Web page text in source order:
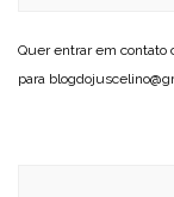
Quer entrar em contato
para